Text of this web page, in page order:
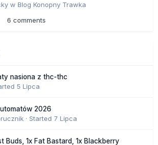
w Blog Konopny Trawka
6 comments
nasiona z thc-thc
5 Lipca
2026
· Started 7 Lipca
Buds, 1x Fat Bastard, 1x Blackberry